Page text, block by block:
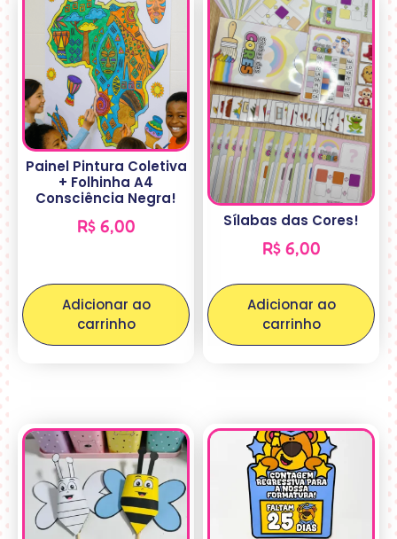
Painel Pintura Coletiva
+ Folhinha A4
Consciência Negra!
R$6,00
Adicionar ao
carrinho
Sílabas das Cores!
R$6,00
Adicionar ao
carrinho